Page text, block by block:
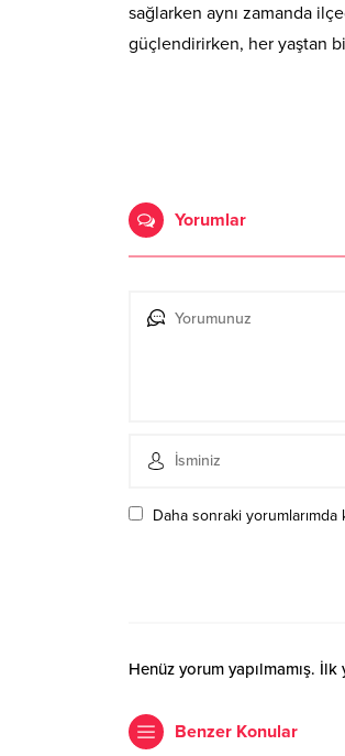
sağlarken aynı zamanda
güçlendirirken, her yaştan
Yorumlar
Daha sonraki yorumlarımda
Henüz yorum yapılmamış.
Benzer Konular